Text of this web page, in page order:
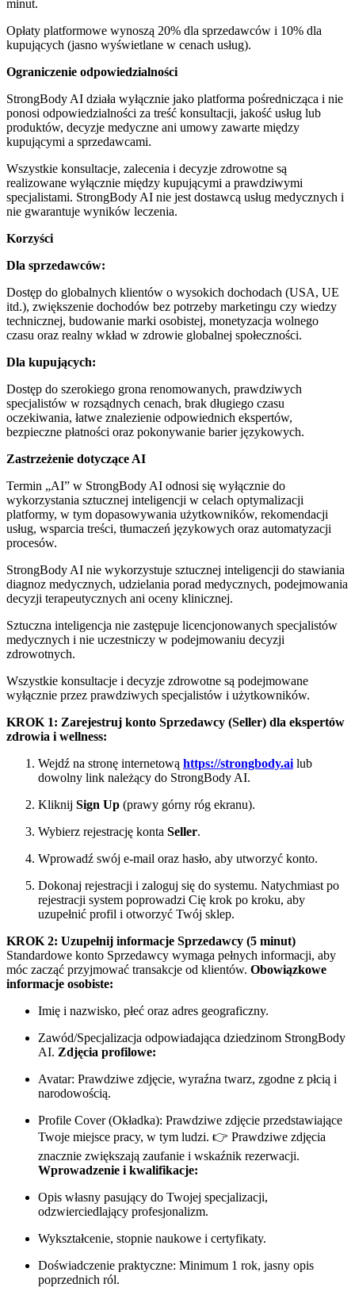
minut.
Opłaty platformowe wynoszą 20% dla sprzedawców i 10% dla
kupujących (jasno wyświetlane w cenach usług).
Ograniczenie odpowiedzialności
StrongBody AI działa wyłącznie jako platforma pośrednicząca i nie
ponosi odpowiedzialności za treść konsultacji, jakość usług lub
produktów, decyzje medyczne ani umowy zawarte między
kupującymi a sprzedawcami.
Wszystkie konsultacje, zalecenia i decyzje zdrowotne są
realizowane wyłącznie między kupującymi a prawdziwymi
specjalistami. StrongBody AI nie jest dostawcą usług medycznych i
nie gwarantuje wyników leczenia.
Korzyści
Dla sprzedawców:
Dostęp do globalnych klientów o wysokich dochodach (USA, UE
itd.), zwiększenie dochodów bez potrzeby marketingu czy wiedzy
technicznej, budowanie marki osobistej, monetyzacja wolnego
czasu oraz realny wkład w zdrowie globalnej społeczności.
Dla kupujących:
Dostęp do szerokiego grona renomowanych, prawdziwych
specjalistów w rozsądnych cenach, brak długiego czasu
oczekiwania, łatwe znalezienie odpowiednich ekspertów,
bezpieczne płatności oraz pokonywanie barier językowych.
Zastrzeżenie dotyczące AI
Termin „AI” w StrongBody AI odnosi się wyłącznie do
wykorzystania sztucznej inteligencji w celach optymalizacji
platformy, w tym dopasowywania użytkowników, rekomendacji
usług, wsparcia treści, tłumaczeń językowych oraz automatyzacji
procesów.
StrongBody AI nie wykorzystuje sztucznej inteligencji do stawiania
diagnoz medycznych, udzielania porad medycznych, podejmowania
decyzji terapeutycznych ani oceny klinicznej.
Sztuczna inteligencja nie zastępuje licencjonowanych specjalistów
medycznych i nie uczestniczy w podejmowaniu decyzji
zdrowotnych.
Wszystkie konsultacje i decyzje zdrowotne są podejmowane
wyłącznie przez prawdziwych specjalistów i użytkowników.
KROK 1: Zarejestruj konto Sprzedawcy (Seller) dla ekspertów
zdrowia i wellness:
Wejdź na stronę internetową https://strongbody.ai lub
dowolny link należący do StrongBody AI.
Kliknij Sign Up (prawy górny róg ekranu).
Wybierz rejestrację konta Seller.
Wprowadź swój e-mail oraz hasło, aby utworzyć konto.
Dokonaj rejestracji i zaloguj się do systemu. Natychmiast po
rejestracji system poprowadzi Cię krok po kroku, aby
uzupełnić profil i otworzyć Twój sklep.
KROK 2: Uzupełnij informacje Sprzedawcy (5 minut)
Standardowe konto Sprzedawcy wymaga pełnych informacji, aby
móc zacząć przyjmować transakcje od klientów. Obowiązkowe
informacje osobiste:
Imię i nazwisko, płeć oraz adres geograficzny.
Zawód/Specjalizacja odpowiadająca dziedzinom StrongBody
AI. Zdjęcia profilowe:
Avatar: Prawdziwe zdjęcie, wyraźna twarz, zgodne z płcią i
narodowością.
Profile Cover (Okładka): Prawdziwe zdjęcie przedstawiające
Twoje miejsce pracy, w tym ludzi. 👉 Prawdziwe zdjęcia
znacznie zwiększają zaufanie i wskaźnik rezerwacji.
Wprowadzenie i kwalifikacje:
Opis własny pasujący do Twojej specjalizacji,
odzwierciedlający profesjonalizm.
Wykształcenie, stopnie naukowe i certyfikaty.
Doświadczenie praktyczne: Minimum 1 rok, jasny opis
poprzednich ról.